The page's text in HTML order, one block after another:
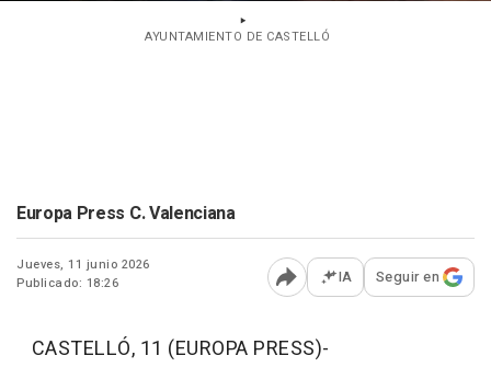
AYUNTAMIENTO DE CASTELLÓ
Europa Press C. Valenciana
Jueves, 11 junio 2026
Publicado: 18:26
Abrir opciones para
IA Seguir en
CASTELLÓ, 11 (EUROPA PRESS)-